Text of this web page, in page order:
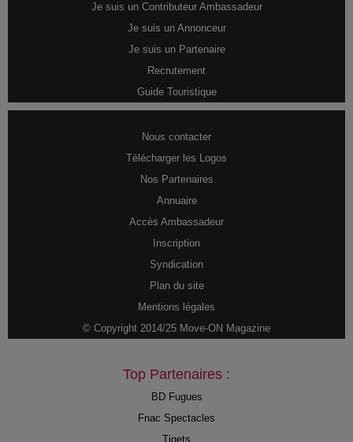
Je suis un Contributeur Ambassadeur
Je suis un Annonceur
Je suis un Partenaire
Recrutement
Guide Touristique
Nous contacter
Télécharger les Logos
Nos Partenaires
Annuaire
Accès Ambassadeur
Inscription
Syndication
Plan du site
Mentions légales
© Copyright 2014/25 Move-ON Magazine
Top Partenaires :
BD Fugues
Fnac Spectacles
Tiqets